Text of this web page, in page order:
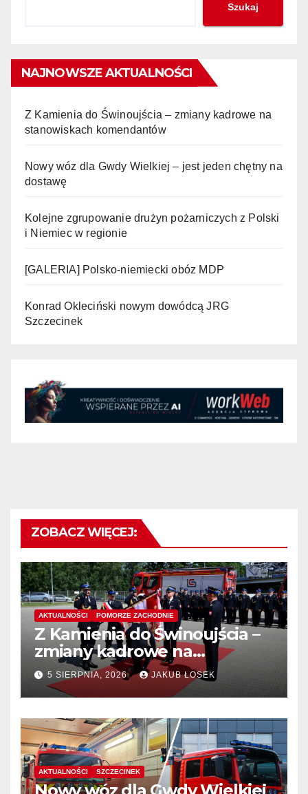
Szukaj
NAJNOWSZE AKTUALNOŚCI
Z Kamienia do Świnoujścia – zmiany kadrowe na
stanowiskach komendantów
Nowy wóz dla Gwdy Wielkiej – jest jeden chętny na
dostawę
Kolejne zgrupowanie drużyn pożarniczych z Polski
i Niemiec w regionie
[GALERIA] Polsko-niemiecki obóz MDP
Konrad Okleciński nowym dowódcą JRG
Szczecinek
ZOBACZ WIĘCEJ:
AKTUALNOŚCI POMORZE ZACHODNIE
Z Kamienia do Świnoujścia –
zmiany kadrowe na
stanowiskach komendantów
5 SIERPNIA, 2026 JAKUB ŁOSEK
AKTUALNOŚCI SZCZECINEK